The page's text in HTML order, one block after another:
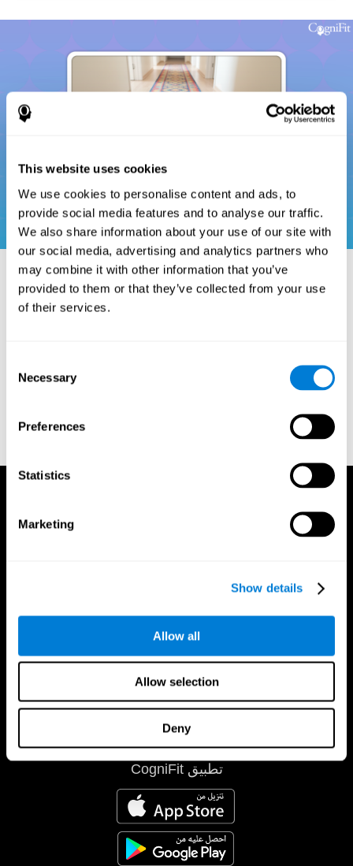
This website uses cookies
We use cookies to personalise content and ads, to
provide social media features and to analyse our traffic.
We also share information about your use of our site with
our social media, advertising and analytics partners who
may combine it with other information that you’ve
provided to them or that they’ve collected from your use
of their services.
Selection
Necessary
Preferences
Statistics
Marketing
Show details
Allow all
Allow selection
Deny
6918(69)90065-1
information under conditions approaching a steady state.
Journal of Experimental Psychology, 62(3), 302–309.
تطبيق CogniFit